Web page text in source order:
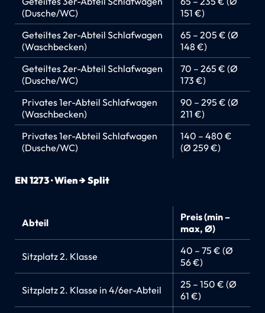
(Dusche/WC)
151 €)
Geteiltes 2er-Abteil Schlafwagen
(Waschbecken)
65 – 205 € (Ø
148 €)
Geteiltes 2er-Abteil Schlafwagen
(Dusche/WC)
70 – 265 € (Ø
173 €)
Privates 1er-Abteil Schlafwagen
(Waschbecken)
90 – 295 € (Ø
211 €)
Privates 1er-Abteil Schlafwagen
(Dusche/WC)
140 – 480 €
(Ø 259 €)
EN 1273 · Wien → Split
Abteil
Preis (min –
max, Ø)
Sitzplatz 2. Klasse
40 – 75 € (Ø
56 €)
Sitzplatz 2. Klasse in 4/6er-Abteil
25 – 150 € (Ø
61 €)